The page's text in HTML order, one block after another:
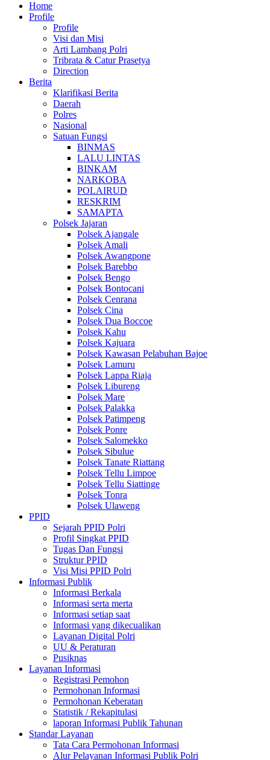
Home
Profile
Profile
Visi dan Misi
Arti Lambang Polri
Tribrata & Catur Prasetya
Direction
Berita
Klarifikasi Berita
Daerah
Polres
Nasional
Satuan Fungsi
BINMAS
LALU LINTAS
BINKAM
NARKOBA
POLAIRUD
RESKRIM
SAMAPTA
Polsek Jajaran
Polsek Ajangale
Polsek Amali
Polsek Awangpone
Polsek Barebbo
Polsek Bengo
Polsek Bontocani
Polsek Cenrana
Polsek Cina
Polsek Dua Boccoe
Polsek Kahu
Polsek Kajuara
Polsek Kawasan Pelabuhan Bajoe
Polsek Lamuru
Polsek Lappa Riaja
Polsek Libureng
Polsek Mare
Polsek Palakka
Polsek Patimpeng
Polsek Ponre
Polsek Salomekko
Polsek Sibulue
Polsek Tanate Riattang
Polsek Tellu Limpoe
Polsek Tellu Siattinge
Polsek Tonra
Polsek Ulaweng
PPID
Sejarah PPID Polri
Profil Singkat PPID
Tugas Dan Fungsi
Struktur PPID
Visi Misi PPID Polri
Informasi Publik
Informasi Berkala
Informasi serta merta
Informasi setiap saat
Informasi yang dikecualikan
Layanan Digital Polri
UU & Peraturan
Pusiknas
Layanan Informasi
Registrasi Pemohon
Permohonan Informasi
Permohonan Keberatan
Statistik / Rekapitulasi
laporan Informasi Publik Tahunan
Standar Layanan
Tata Cara Permohonan Informasi
Alur Pelayanan Informasi Publik Polri